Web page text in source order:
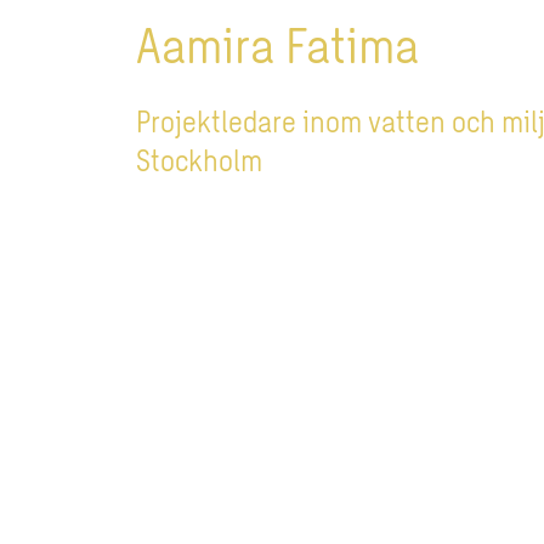
Aamira Fatima
Projektledare inom vatten och
Stockholm